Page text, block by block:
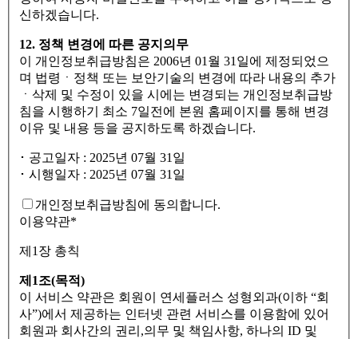
신하겠습니다.
12. 정책 변경에 따른 공지의무
이 개인정보취급방침은 2006년 01월 31일에 제정되었으
며 법령ㆍ정책 또는 보안기술의 변경에 따라 내용의 추가
ㆍ삭제 및 수정이 있을 시에는 변경되는 개인정보취급방
침을 시행하기 최소 7일전에 본원 홈페이지를 통해 변경
이유 및 내용 등을 공지하도록 하겠습니다.
･ 공고일자 : 2025년 07월 31일
･ 시행일자 : 2025년 07월 31일
개인정보취급방침에 동의합니다.
이용약관*
제1장 총칙
제1조(목적)
이 서비스 약관은 회원이 연세플러스 성형외과(이하 “회
사”)에서 제공하는 인터넷 관련 서비스를 이용함에 있어
회원과 회사간의 권리,의무 및 책임사항, 하나의 ID 및